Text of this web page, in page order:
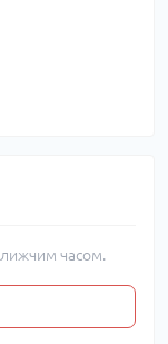
часом.